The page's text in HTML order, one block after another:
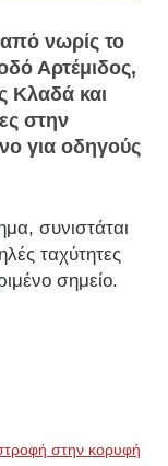
νωρίς το
Αρτέμιδος,
Κλαδά και
στην
για οδηγούς
συνιστάται
ταχύτητες
σημείο.
στην κορυφή